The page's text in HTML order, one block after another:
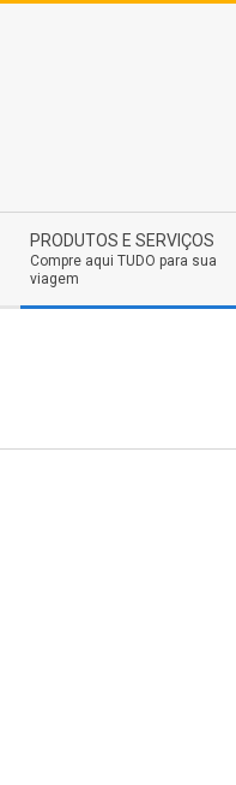
Navigation
Menu
PRODUTOS E SERVIÇOS
Compre aqui TUDO para sua
viagem